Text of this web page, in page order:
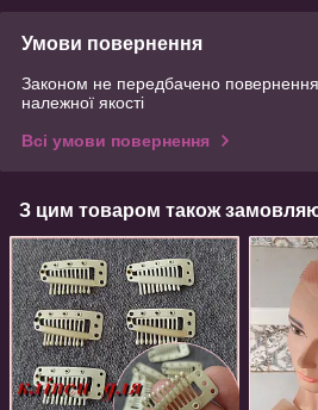
Умови повернення
Законом не передбачено
належної якості
Всі умови повернення
З цим товаром також